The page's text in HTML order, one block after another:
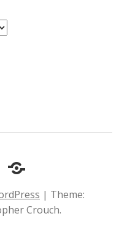
Diário
um
surdo
| Theme:
Crouch.